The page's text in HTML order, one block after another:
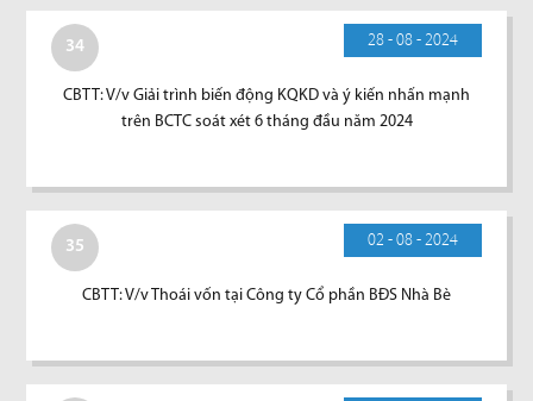
34 28 - 08 - 2024
CBTT: V/v Giải trình biến động KQKD và ý kiến nhấn mạnh
trên BCTC soát xét 6 tháng đầu năm 2024
35 02 - 08 - 2024
CBTT: V/v Thoái vốn tại Công ty Cổ phần BĐS Nhà Bè